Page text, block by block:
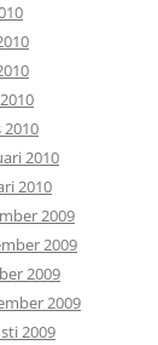
2010
2010
2010
2009
2009
2009
2009
2009